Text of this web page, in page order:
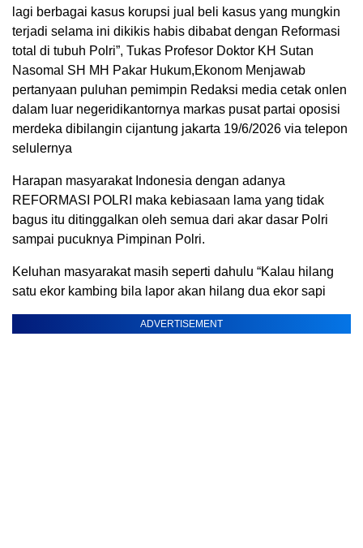
lagi berbagai kasus korupsi jual beli kasus yang mungkin
terjadi selama ini dikikis habis dibabat dengan Reformasi
total di tubuh Polri”, Tukas Profesor Doktor KH Sutan
Nasomal SH MH Pakar Hukum,Ekonom Menjawab
pertanyaan puluhan pemimpin Redaksi media cetak onlen
dalam luar negeridikantornya markas pusat partai oposisi
merdeka dibilangin cijantung jakarta 19/6/2026 via telepon
selulernya
Harapan masyarakat Indonesia dengan adanya
REFORMASI POLRI maka kebiasaan lama yang tidak
bagus itu ditinggalkan oleh semua dari akar dasar Polri
sampai pucuknya Pimpinan Polri.
Keluhan masyarakat masih seperti dahulu “Kalau hilang
satu ekor kambing bila lapor akan hilang dua ekor sapi
ADVERTISEMENT